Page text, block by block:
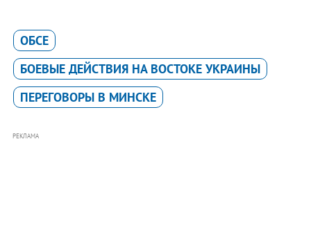
ОБСЕ
БОЕВЫЕ ДЕЙСТВИЯ НА ВОСТОКЕ УКРАИНЫ
ПЕРЕГОВОРЫ В МИНСКЕ
РЕКЛАМА